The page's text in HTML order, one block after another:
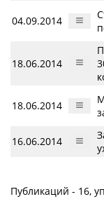
04.09.2014
18.06.2014
18.06.2014
16.06.2014
Публикаций - 16,